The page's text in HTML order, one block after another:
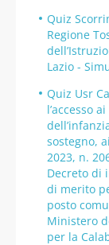
Quiz
Regione
Lazio -
Quiz Usr
l’accesso
sostegno,
2023, n.
Decreto di
di merito
posto
Ministero
per la